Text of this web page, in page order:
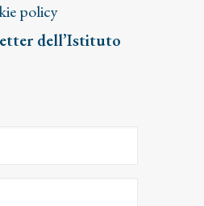
policy
dell’Istituto